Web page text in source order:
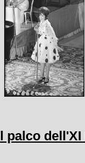
palco